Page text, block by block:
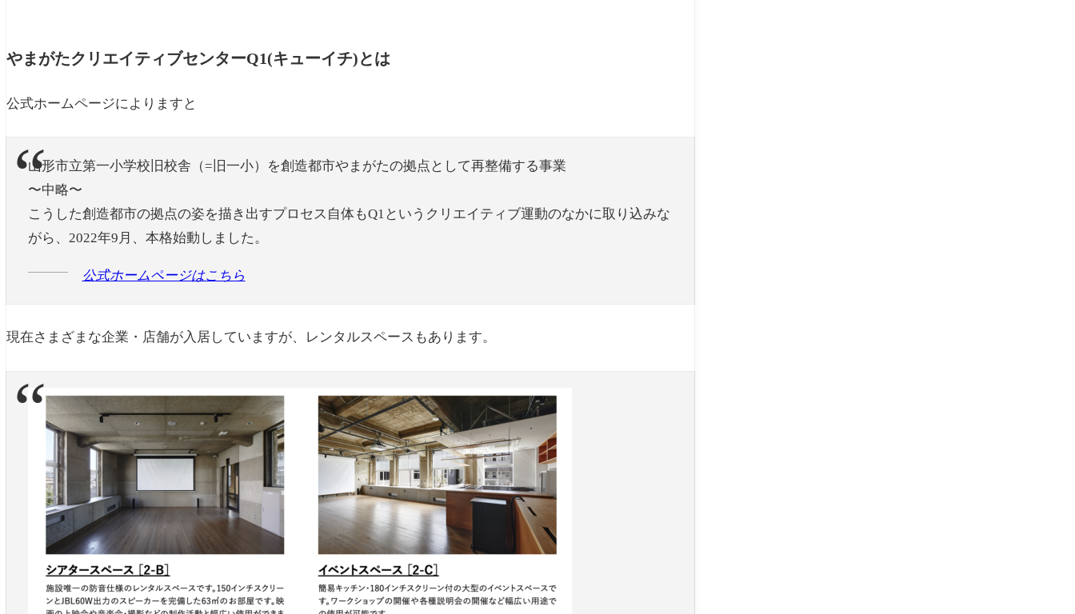
やまがたクリエイティブセンターQ1(キューイチ)とは
公式ホームページによりますと
山形市立第一小学校旧校舎（=旧一小）を創造都市やまがたの拠点として再整備する事業
〜中略〜
こうした創造都市の拠点の姿を描き出すプロセス自体もQ1というクリエイティブ運動のなかに取り込みな
がら、2022年9月、本格始動しました。
公式ホームページはこちら
現在さまざまな企業・店舗が入居していますが、レンタルスペースもあります。